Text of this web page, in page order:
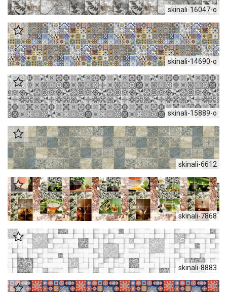
skinali-16047-o
skinali-14690-o
skinali-15889-о
skinali-6612
skinali-7868
skinali-8883